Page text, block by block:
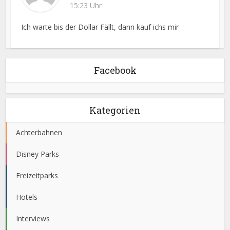
15:23 Uhr
Ich warte bis der Dollar Fällt, dann kauf ichs mir
Facebook
Kategorien
Achterbahnen
Disney Parks
Freizeitparks
Hotels
Interviews